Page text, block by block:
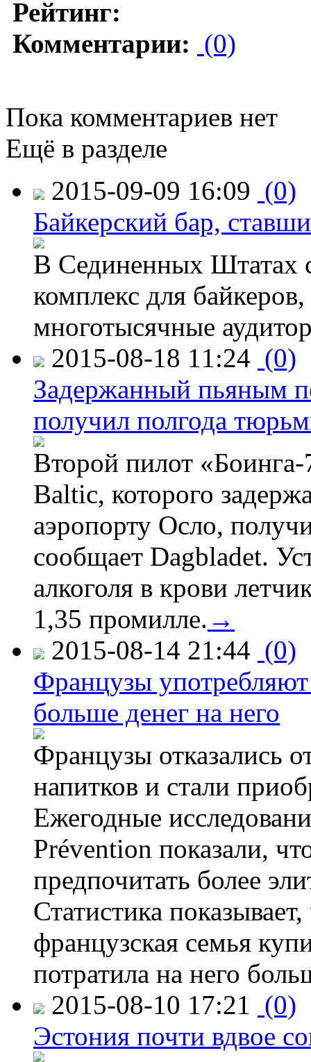
Рейтинг:
Комментарии: (0)
Пока комментариев нет
Ещё в разделе
2015-09-09 16:09 (0)
Байкерский бар,
В Сединенных Штатах
комплекс для
многотысячные
2015-08-18 11:24 (0)
Задержанный пьяным
получил полгода
Второй пилот
Baltic, которого
аэропорту Осло,
сообщает Dagbladet.
алкоголя в крови
1,35 промилле. →
2015-08-14 21:44 (0)
Французы
больше денег на него
Французы отказались
напитков и стали
Ежегодные
Prévention показали,
предпочитать более
Статистика
французская семья
потратила на него
2015-08-10 17:21 (0)
Эстония почти вдвое